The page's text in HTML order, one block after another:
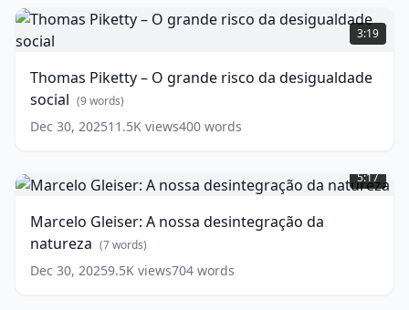
Thomas
Piketty
–
grande
risco
da
desigualdade
words)
3:19
Thomas Piketty – O grande risco da desigualdade
social (9words)
Dec 30, 202511.5K views400 words
Gleiser:
A
desintegração
da
natureza (7
5:17
Marcelo Gleiser: A nossa desintegração da
natureza (7words)
Dec 30, 20259.5K views704 words